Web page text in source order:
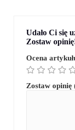
Udało Ci się
Zostaw
Ocena
Zostaw opinię